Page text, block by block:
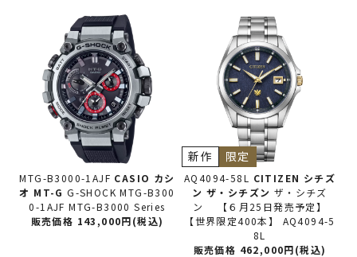
MTG-B3000-1AJF CASIO カシ
オ MT-GG-SHOCK MTG-B300
0-1AJF MTG-B3000 Series
販売価格 143,000円(税込)
AQ4094-58L
CITIZEN シチズ
ン ザ・シチズン ザ・シチズ
ン 【６月25日発売予定】
【世界限定400本】 AQ4094-5
8L
新作 限定
販売価格 462,000円(税込)